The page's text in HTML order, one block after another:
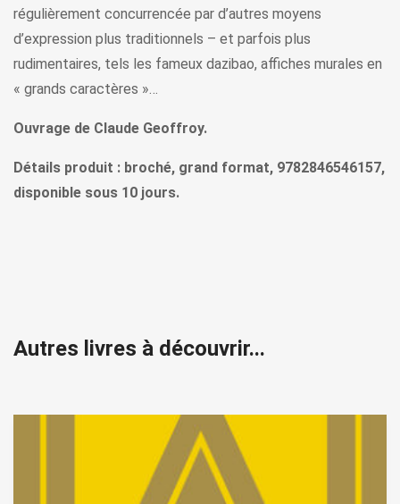
régulièrement concurrencée par d’autres moyens
d’expression plus traditionnels – et parfois plus
rudimentaires, tels les fameux dazibao, affiches murales en
« grands caractères »…
Ouvrage de Claude Geoffroy.
Détails produit : broché, grand format, 9782846546157,
disponible sous 10 jours.
Autres livres à découvrir...